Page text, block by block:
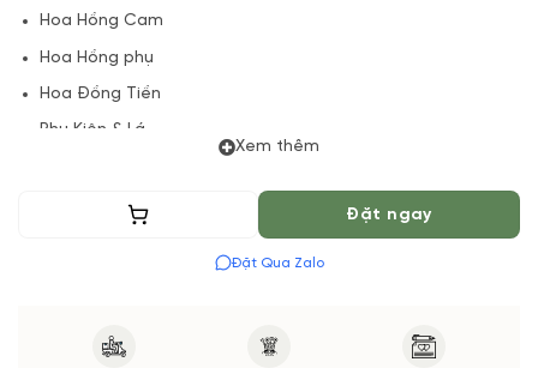
Hoa Hồng Cam
Hoa Hồng phụ
Hoa Đồng Tiền
Phụ Kiện & Lá
theo màu tốt nhất cho bạn, Hoa phụ có thể thay đổi theo
Mùa vụ. Vườn Hoa Tươi đảm bảo phong cách cắm, tone màu
sắc. Nếu có thay đổi về Hoa phụ sẽ được thông báo đến Quý
Xem thêm
Thêm vào giỏ Đặt ngay
Đặt Qua Zalo